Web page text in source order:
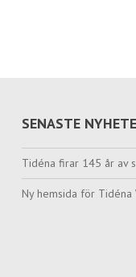
SENASTE
Tidéna firar 145 år av
Ny hemsida för Tidéna